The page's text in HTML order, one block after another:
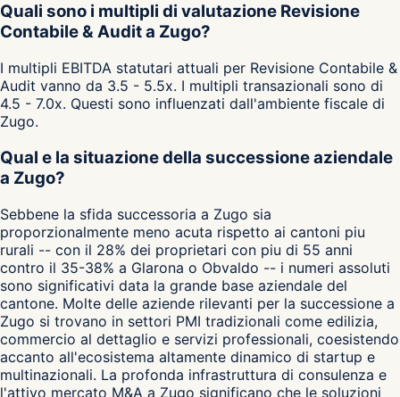
Quali sono i multipli di valutazione Revisione
Contabile & Audit a Zugo?
I multipli EBITDA statutari attuali per Revisione Contabile &
Audit vanno da 3.5 - 5.5x. I multipli transazionali sono di
4.5 - 7.0x. Questi sono influenzati dall'ambiente fiscale di
Zugo.
Qual e la situazione della successione aziendale
a Zugo?
Sebbene la sfida successoria a Zugo sia
proporzionalmente meno acuta rispetto ai cantoni piu
rurali -- con il 28% dei proprietari con piu di 55 anni
contro il 35-38% a Glarona o Obvaldo -- i numeri assoluti
sono significativi data la grande base aziendale del
cantone. Molte delle aziende rilevanti per la successione a
Zugo si trovano in settori PMI tradizionali come edilizia,
commercio al dettaglio e servizi professionali, coesistendo
accanto all'ecosistema altamente dinamico di startup e
multinazionali. La profonda infrastruttura di consulenza e
l'attivo mercato M&A a Zugo significano che le soluzioni